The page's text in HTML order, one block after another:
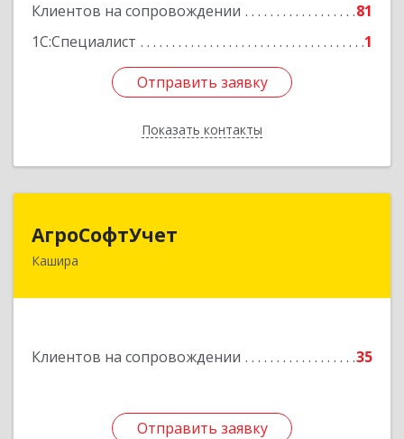
Клиентов на сопровождении
81
1С:Специалист
1
Отправить заявку
Показать контакты
Отправить заявку
Назад
АгроСофтУчет
Кашира
Клиентов на сопровождении 35
Отправить заявку
142932, Московская обл, г.о.Кашира, Каменка д,
Отправить заявку